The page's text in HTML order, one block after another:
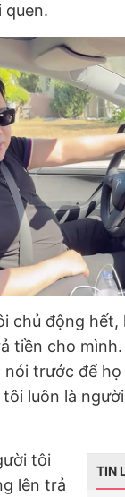
quen.
chủ động hết,
tiền cho
nói trước để
luôn là
TIN
tôi
lên trả